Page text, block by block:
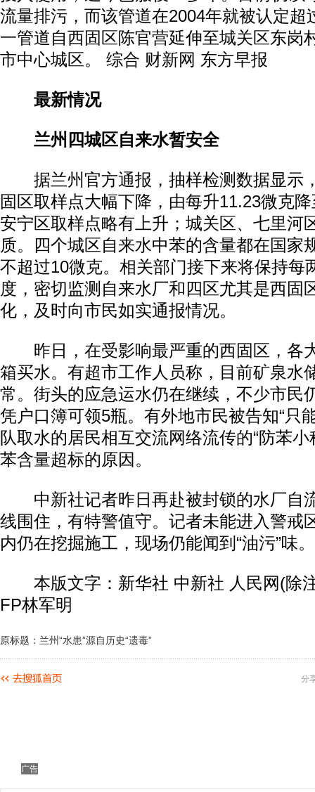
流量排污，而该管道在2004年就被认定超
一管道自西固区陈官营延伸至城关区东岗
市中心城区。 综合 财新网 东方早报
最新情况
兰州四城区自来水暂安全
据兰州官方通报，抽样检测数据显示
固区取样点大幅下降，由每升11.23微克
安宁区取样点略有上升；城关区、七里河
质。四个城区自来水中苯的含量都在国家
不超过10微克。相关部门接下来将保持每
度，密切监测自来水厂和四区尤其是西固
化，及时向市民如实通报情况。
昨日，在受影响最严重的西固区，各
箱买水。有超市工作人员称，目前矿泉水
常。街头的应急运水仍在继续，不少市民
凭户口簿可领5瓶。有外地市民被告知“只
队取水的居民相互交流网络流传的“防苯
苯含量超标的原因。
中新社记者昨日再赴被封锁的水厂自
线围住，有特警值守。记者未能进入警戒
内仍在挖掘施工，现场仍能闻到“油污”味。
本版文字：新华社 中新社 人民网(除
FP林军明
原标题：兰州“水患”源自历史“遗毒”
分
广告